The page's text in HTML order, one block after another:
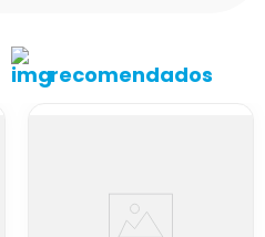
recomendados